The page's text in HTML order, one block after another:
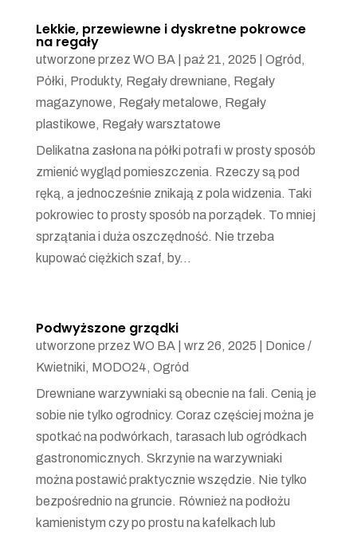
Lekkie, przewiewne i dyskretne pokrowce
na regały
utworzone przez WO BA| paź 21, 2025 Ogród ,
Półki, Produkty, Regały drewniane, Regały
magazynowe, Regały metalowe, Regały
plastikowe, Regały warsztatowe
Delikatna zasłona na półki potrafi w prosty sposób
zmienić wygląd pomieszczenia. Rzeczy są pod
ręką, a jednocześnie znikają z pola widzenia. Taki
pokrowiec to prosty sposób na porządek. To mniej
sprzątania i duża oszczędność. Nie trzeba
kupować ciężkich szaf, by...
Podwyższone grządki
utworzone przez WO BA| wrz 26, 2025
Donice /
Kwietniki, MODO24, Ogród
Drewniane warzywniaki są obecnie na fali. Cenią je
sobie nie tylko ogrodnicy. Coraz częściej można je
spotkać na podwórkach, tarasach lub ogródkach
gastronomicznych. Skrzynie na warzywniaki
można postawić praktycznie wszędzie. Nie tylko
bezpośrednio na gruncie. Również na podłożu
kamienistym czy po prostu na kafelkach lub